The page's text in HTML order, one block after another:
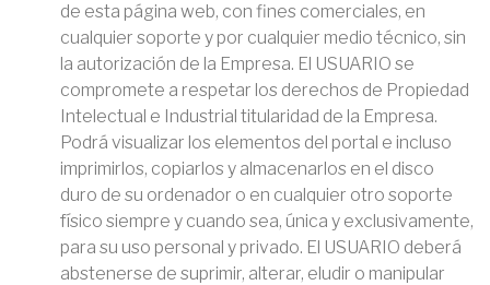
de esta página web, con fines comerciales, en
cualquier soporte y por cualquier medio técnico, sin
la autorización de la Empresa. El USUARIO se
compromete a respetar los derechos de Propiedad
Intelectual e Industrial titularidad de la Empresa.
Podrá visualizar los elementos del portal e incluso
imprimirlos, copiarlos y almacenarlos en el disco
duro de su ordenador o en cualquier otro soporte
físico siempre y cuando sea, única y exclusivamente,
para su uso personal y privado. El USUARIO deberá
abstenerse de suprimir, alterar, eludir o manipular